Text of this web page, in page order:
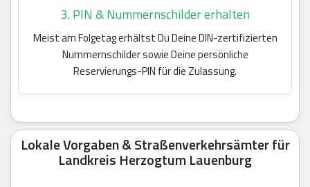
3. PIN & Nummernschilder erhalten
Meist am Folgetag erhältst Du Deine DIN-zertifizierten
Nummernschilder sowie Deine persönliche
Reservierungs-PIN für die Zulassung.
Lokale Vorgaben & Straßenverkehrsämter für
Landkreis Herzogtum Lauenburg